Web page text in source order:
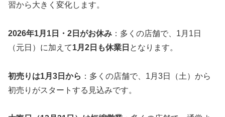
習から大きく変化します。
2026年1月1日・2日がお休み ：多くの店舗で、1月1日
（元日）に加えて1月2日も休業日 となります。
初売りは1月3日から ：多くの店舗で、1月3日（土）から
初売りがスタートする見込みです。